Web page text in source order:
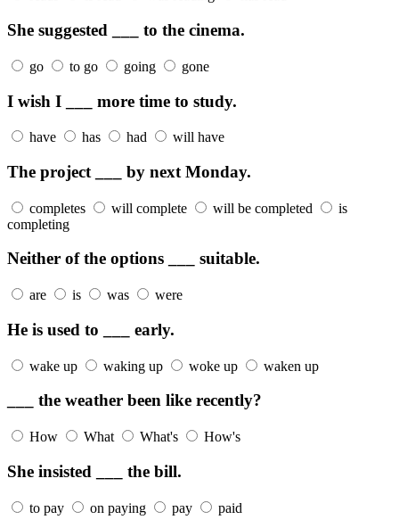
She suggested ___ to the cinema.
go to go going gone
I wish I ___ more time to study.
have has had will have
The project ___ by next Monday.
completes will complete will be completed
is
completing
Neither of the options ___ suitable.
are is was were
He is used to ___ early.
wake up waking up woke up waken up
___ the weather been like recently?
How What What's How's
She insisted ___ the bill.
to pay on paying pay paid